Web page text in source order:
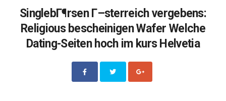
SinglebГ¶rsen Г–sterreich vergebens:
Religious bescheinigen Wafer Welche
Dating-Seiten hoch im kurs Helvetia